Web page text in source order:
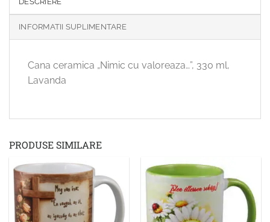
INFORMATII SUPLIMENTARE
Cana ceramica „Nimic cu valoreaza…”, 330 ml,
Lavanda
PRODUSE SIMILARE